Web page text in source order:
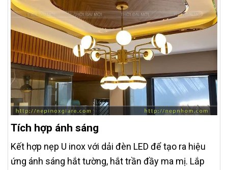
Tích hợp ánh sáng
Kết hợp nẹp U inox với dải đèn LED để tạo ra hiệu
ứng ánh sáng hắt tường, hắt trần đầy ma mị. Lắp